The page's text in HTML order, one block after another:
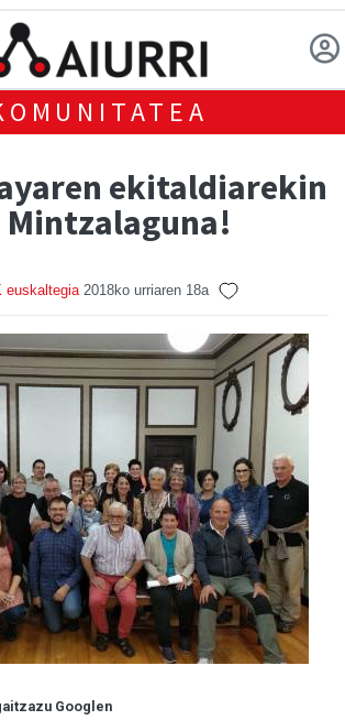
ekitaldiarekin
Mintzalaguna!
euskaltegia 2018ko urriaren 18a
Googlen